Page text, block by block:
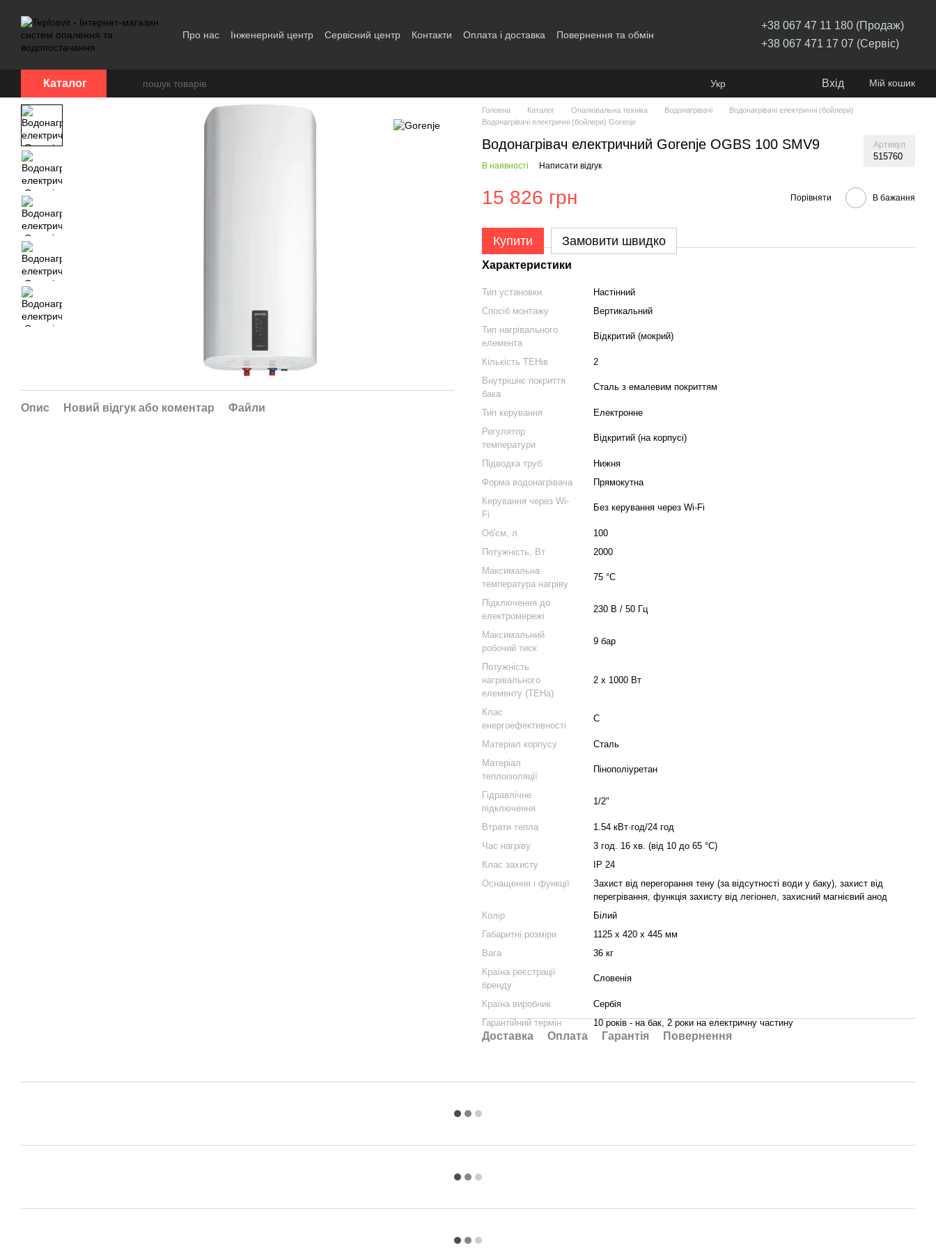
Про нас Інженерний центр Сервісний центр Контакти Оплата і доставка
Повернення та обмін
+38 067 47 11 180 (Продаж)
+38 067 471 17 07 (Сервіс)
Каталог Укр Вхід Мій кошик
Опис Новий відгук або коментар Файли
Головна Каталог Опалювальна техніка Водонагрівачі
Водонагрівачі електричні (бойлери)
Водонагрівачі електричні (бойлери) Gorenje
Водонагрівач електричний Gorenje OGBS 100 SMV9 Артикул
515760
В наявності Написати відгук
15 826 грн Порівняти В бажання
Купити Замовити швидко
Характеристики
Тип установки
Настінний
Спосіб монтажу
Вертикальний
Тип нагрівального
елемента
Відкритий (мокрий)
Кількість ТЕНів
2
Внутрішнє покриття
бака
Сталь з емалевим покриттям
Тип керування
Електронне
Регулятор
температури
Відкритий (на корпусі)
Підводка труб
Нижня
Форма водонагрівача
Прямокутна
Керування через Wi-
Fi
Без керування через Wi-Fi
Об'єм, л
100
Потужність, Вт
2000
Максимальна
температура нагріву
75 °С
Підключення до
електромережі
230 В / 50 Гц
Максимальний
робочий тиск
9 бар
Потужність
нагрівального
елементу (ТЕНа)
2 х 1000 Вт
Клас
енергоефективності
С
Матеріал корпусу
Сталь
Матеріал
теплоізоляції
Пінополіуретан
Гідравлічне
підключення
1/2"
Втрати тепла
1.54 кВт·год/24 год
Час нагріву
3 год. 16 хв. (від 10 до 65 °С)
Клас захисту
ІР 24
Оснащення і функції
Захист від перегорання тену (за відсутності води у баку), захист від
перегрівання, функція захисту від легіонел, захисний магнієвий анод
Колір
Білий
Габаритні розміри
1125 х 420 х 445 мм
Вага
36 кг
Країна реєстрації
бренду
Словенія
Країна виробник
Сербія
Гарантійний термін
10 років - на бак, 2 роки на електричну частину
Доставка Оплата Гарантія Повернення